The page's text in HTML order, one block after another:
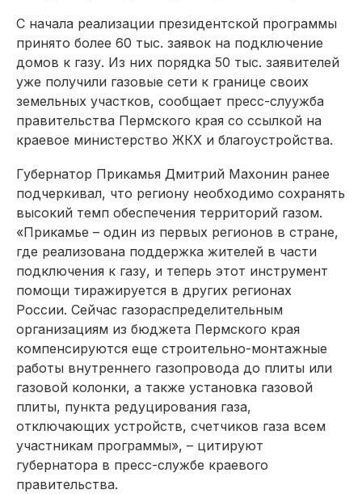
С начала реализации президентской программы
принято более 60 тыс. заявок на подключение
домов к газу. Из них порядка 50 тыс. заявителей
уже получили газовые сети к границе своих
земельных участков, сообщает пресс-слуужба
правительства Пермского края со ссылкой на
краевое министерство ЖКХ и благоустройства.
Губернатор Прикамья Дмитрий Махонин ранее
подчеркивал, что региону необходимо сохранять
высокий темп обеспечения территорий газом.
«Прикамье – один из первых регионов в стране,
где реализована поддержка жителей в части
подключения к газу, и теперь этот инструмент
помощи тиражируется в других регионах
России. Сейчас газораспределительным
организациям из бюджета Пермского края
компенсируются еще строительно-монтажные
работы внутреннего газопровода до плиты или
газовой колонки, а также установка газовой
плиты, пункта редуцирования газа,
отключающих устройств, счетчиков газа всем
участникам программы», – цитируют
губернатора в пресс-службе краевого
правительства.